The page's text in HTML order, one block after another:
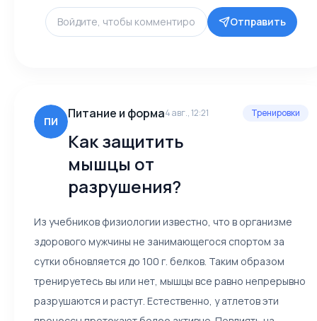
Отправить
ПИ
Питание и форма4 авг., 12:21
Как защитить
мышцы от
разрушения?
Тренировки
Из учебников физиологии известно, что в организме
здорового мужчины не занимающегося спортом за
сутки обновляется до 100 г. белков. Таким образом
тренируетесь вы или нет, мышцы все равно непрерывно
разрушаются и растут. Естественно, у атлетов эти